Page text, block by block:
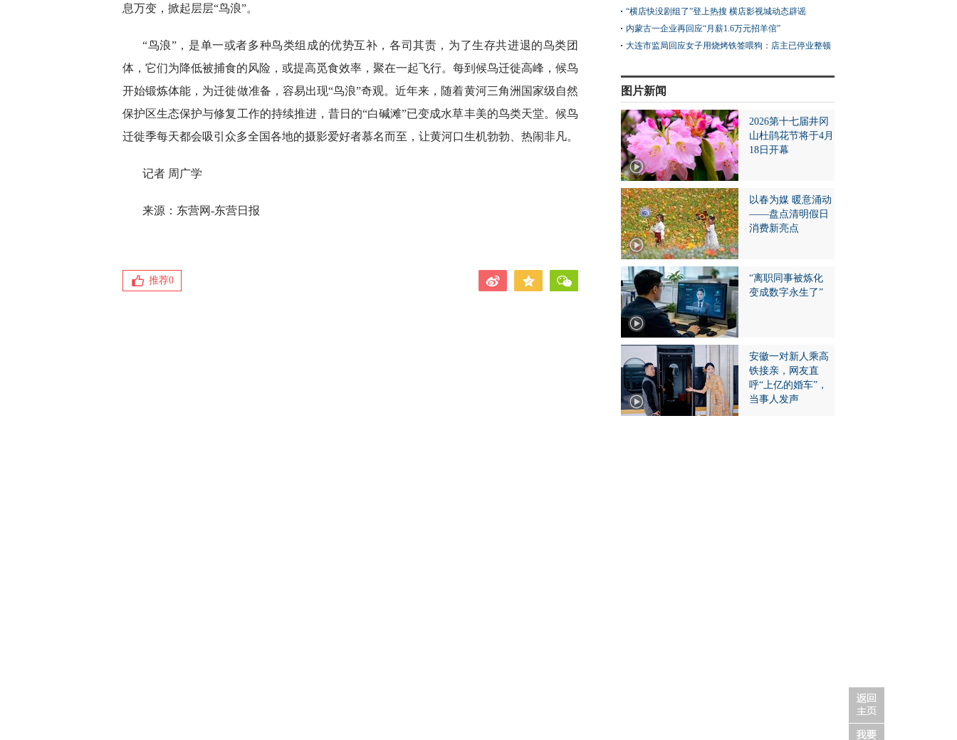
息万变，掀起层层“鸟浪”。
“鸟浪”，是单一或者多种鸟类组成的优势互补，各司其责，为了生存共进退的鸟类团
体，它们为降低被捕食的风险，或提高觅食效率，聚在一起飞行。每到候鸟迁徙高峰，候鸟
开始锻炼体能，为迁徙做准备，容易出现“鸟浪”奇观。近年来，随着黄河三角洲国家级自然
保护区生态保护与修复工作的持续推进，昔日的“白碱滩”已变成水草丰美的鸟类天堂。候鸟
迁徙季每天都会吸引众多全国各地的摄影爱好者慕名而至，让黄河口生机勃勃、热闹非凡。
记者 周广学
来源：东营网-东营日报
推荐0
“横店快没剧组了”登上热搜 横店影视城动态辟谣
内蒙古一企业再回应“月薪1.6万元招羊倌”
大连市监局回应女子用烧烤铁签喂狗：店主已停业整顿
图片新闻
2026第十七届井冈
山杜鹃花节将于4月
18日开幕
以春为媒 暖意涌动
——盘点清明假日
消费新亮点
“离职同事被炼化
变成数字永生了”
安徽一对新人乘高
铁接亲，网友直
呼“上亿的婚车”，
当事人发声